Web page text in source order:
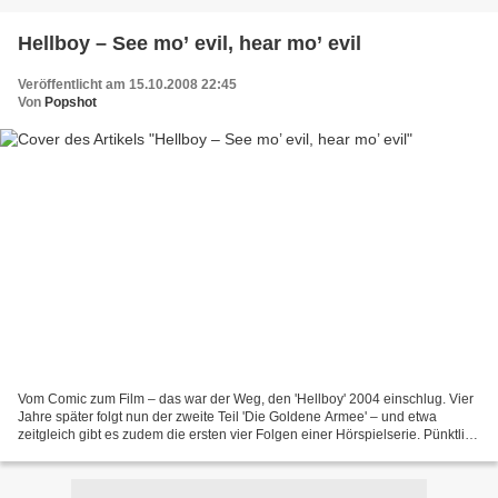
Hellboy – See mo’ evil, hear mo’ evil
Veröffentlicht am 15.10.2008 22:45
Von Popshot
Vom Comic zum Film – das war der Weg, den 'Hellboy' 2004 einschlug. Vier
Jahre später folgt nun der zweite Teil 'Die Goldene Armee' – und etwa
zeitgleich gibt es zudem die ersten vier Folgen einer Hörspielserie. Pünktlich